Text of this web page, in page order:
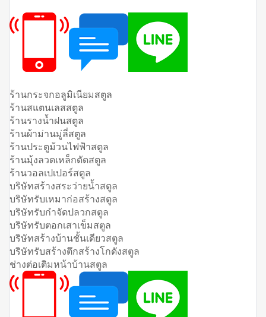
ร้านกระจกอลูมิเนียมสตูล
ร้านสแตนเลสสตูล
ร้านรางน้ำฝนสตูล
ร้านผ้าม่านมู่ลี่สตูล
ร้านประตูม้วนไฟฟ้าสตูล
ร้านมุ้งลวดเหล็กดัดสตูล
ร้านวอลเปเปอร์สตูล
บริษัทสร้างสระว่ายน้ำสตูล
บริษัทรับเหมาก่อสร้างสตูล
บริษัทรับกำจัดปลวกสตูล
บริษัทรับตอกเสาเข็มสตูล
บริษัทสร้างบ้านชั้นเดียวสตูล
บริษัทรับสร้างตึกสร้างโกดังสตูล
ช่างต่อเติมหน้าบ้านสตูล